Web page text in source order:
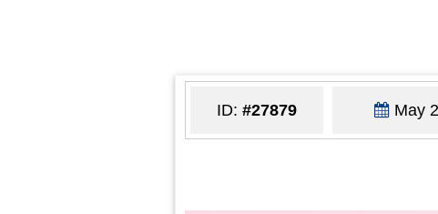
ID: #27879 May